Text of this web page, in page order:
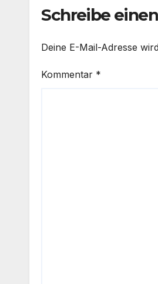
Schreibe
Deine E-Mail-Adresse
Kommentar *